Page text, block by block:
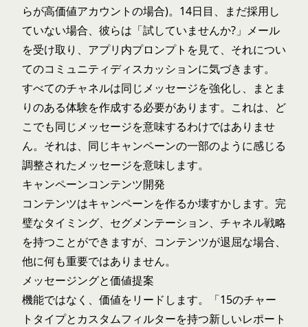
らが高価値アカウントの場合)。14日目、まだ採用し
ていない場合、彼らは「試していませんか?」メール
を受け取り、アプリ内プロンプトを見て、それについ
てのコミュニティディスカッションに気づきます。
すべてのチャネルは同じメッセージを強化し、まとま
りのある体験を作成する必要があります。これは、ど
こでも同じメッセージを意味するわけではありませ
ん。それは、同じキャンペーンの一部のように感じる
調整されたメッセージを意味します。
キャンペーンコンテンツ開発
コンテンツはキャンペーンを作るか壊すかします。完
璧なタイミング、セグメンテーション、チャネル戦略
を持つことができますが、コンテンツが退屈な場合、
他に何も重要ではありません。
メッセージングと価値提案
機能ではなく、価値をリードします。「15のチャー
トタイプとカスタムフィルターを持つ新しいレポート